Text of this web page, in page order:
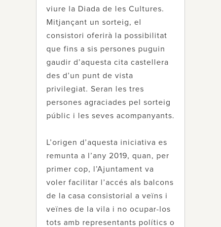
viure la Diada de les Cultures.
Mitjançant un sorteig, el
consistori oferirà la possibilitat
que fins a sis persones puguin
gaudir d’aquesta cita castellera
des d’un punt de vista
privilegiat. Seran les tres
persones agraciades pel sorteig
públic i les seves acompanyants.
L’origen d’aquesta iniciativa es
remunta a l’any 2019, quan, per
primer cop, l’Ajuntament va
voler facilitar l’accés als balcons
de la casa consistorial a veïns i
veïnes de la vila i no ocupar-los
tots amb representants polítics o